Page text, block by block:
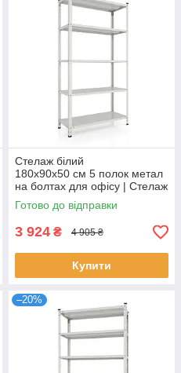
Стелаж білий
180х90х50 см 5 полок метал
на болтах для офісу | Стелаж
для архіву
Готово до відправки
3 924 ₴ 4 905 ₴
Купити
–20%